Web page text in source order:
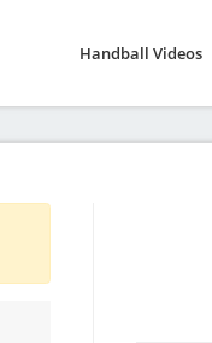
Handball Videos